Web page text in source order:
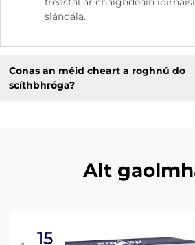
slándála.
Conas an méid cheart a roghnú do
scíthbhróga?
Alt
15